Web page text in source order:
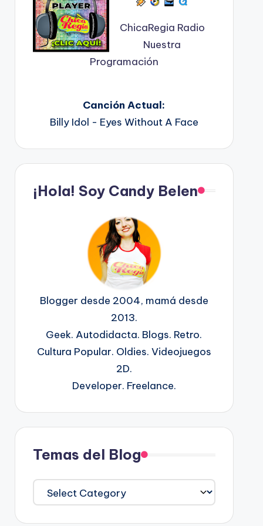
ChicaRegia Radio
Nuestra
Programación
Canción Actual:
Billy Idol - Eyes Without A Face
¡Hola! Soy Candy Belen
Blogger desde 2004, mamá desde
2013.
Geek. Autodidacta. Blogs. Retro.
Cultura Popular. Oldies. Videojuegos
2D.
Developer. Freelance.
Temas del Blog
Temas
del
Blog